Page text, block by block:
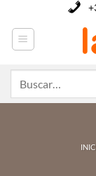
contenido